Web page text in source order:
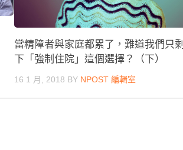
當精障者與家庭都累了，難道我們只剩
下「強制住院」這個選擇？（下）
16 1 月, 2018 BY NPOST 編輯室